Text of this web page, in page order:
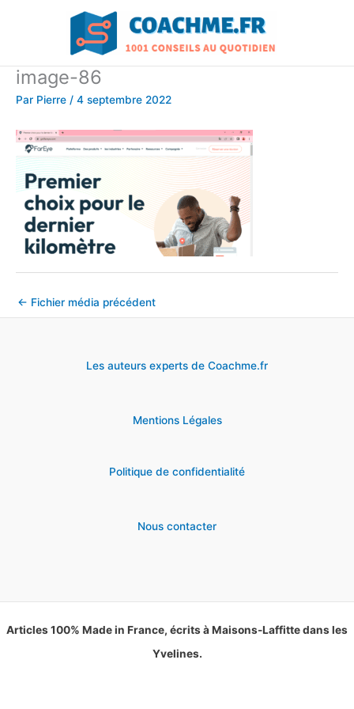
image-86
Par Pierre / 4 septembre 2022
← Fichier média précédent
Les auteurs experts de Coachme.fr
Mentions Légales
Politique de confidentialité
Nous contacter
Articles 100% Made in France, écrits à Maisons-Laffitte dans les
Yvelines.